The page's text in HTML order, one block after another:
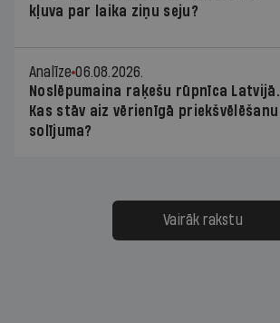
kļuva par laika ziņu seju?
Analīze 06.08.2026.
Noslēpumaina raķešu rūpnīca Latvijā.
Kas stāv aiz vērienīgā priekšvēlēšanu
solījuma?
Vairāk rakstu